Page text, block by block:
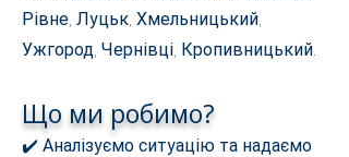
Рівне, Луцьк, Хмельницький,
Ужгород, Чернівці, Кропивницький.
Що ми робимо?
✔️ Аналізуємо ситуацію та надаємо